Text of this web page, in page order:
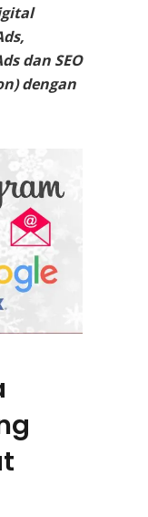
dan SEO
dengan